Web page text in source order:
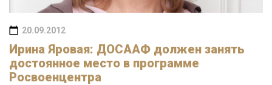
20.09.2012
Ирина Яровая: ДОСААФ должен занять
достоянное место в программе
Росвоенцентра